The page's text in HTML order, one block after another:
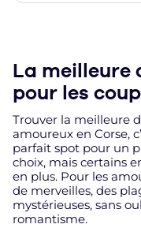
La meilleure
pour les
Trouver la meilleure
amoureux en Corse,
parfait spot pour un
choix, mais certains
en plus. Pour les
de merveilles, des
mystérieuses, sans
romantisme.